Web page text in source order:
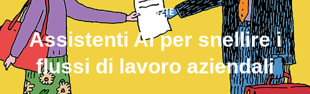
NOTIZIE
Assistenti AI per snellire i
flussi di lavoro aziendali